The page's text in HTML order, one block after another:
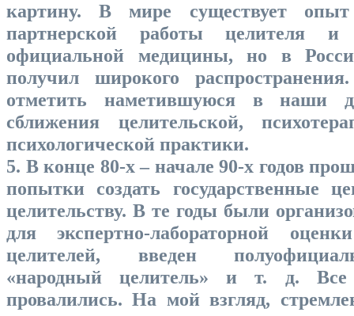
картину. В мире существует опыт
партнерской работы целителя и
официальной медицины, но в
получил широкого
отметить наметившуюся в наши
сближения целительской,
психологической практики.
5. В конце 80-х – начале 90-х годов
попытки создать государственные
целительству. В те годы были
для экспертно-лабораторной
целителей, введен
«народный целитель» и т. д.
провалились. На мой взгляд,